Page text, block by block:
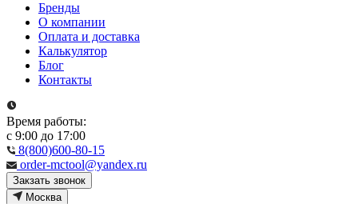
Бренды
О компании
Оплата и доставка
Калькулятор
Блог
Контакты
Время работы:
с 9:00 до 17:00
8(800)600-80-15
order-mctool@yandex.ru
Закзать звонок
Москва